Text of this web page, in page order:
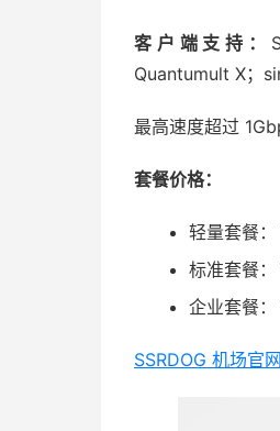
客户端支持：
Quantumult X；
最高速度超过
套餐价格：
轻量套餐
标准套餐
企业套餐
SSRDOG 机场官网